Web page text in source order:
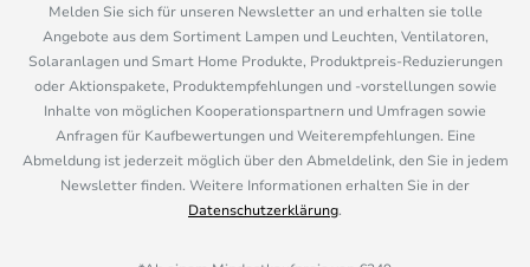
Melden Sie sich für unseren Newsletter an und erhalten sie tolle
Angebote aus dem Sortiment Lampen und Leuchten, Ventilatoren,
Solaranlagen und Smart Home Produkte, Produktpreis-Reduzierungen
oder Aktionspakete, Produktempfehlungen und -vorstellungen sowie
Inhalte von möglichen Kooperationspartnern und Umfragen sowie
Anfragen für Kaufbewertungen und Weiterempfehlungen. Eine
Abmeldung ist jederzeit möglich über den Abmeldelink, den Sie in jedem
Newsletter finden. Weitere Informationen erhalten Sie in der
Datenschutzerklärung.